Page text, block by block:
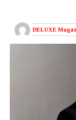
DELUXE